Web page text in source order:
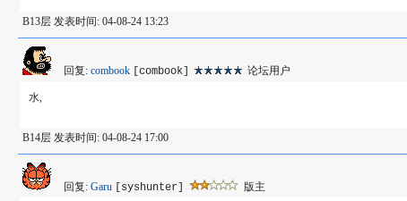
B13层 发表时间: 04-08-24 13:23
回复: combook [combook] 论坛用户
水,
B14层 发表时间: 04-08-24 17:00
回复: Garu [syshunter] 版主